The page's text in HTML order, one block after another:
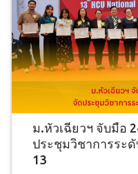
ม.หัวเฉียวฯ จับมือ
ประชุมวิชาการระ
13